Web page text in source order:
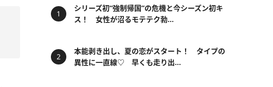
シリーズ初“強制帰国”の危機と今シーズン初キ
ス！ 女性が沼るモテテク勃...
本能剥き出し、夏の恋がスタート！ タイプの
異性に一直線♡ 早くも走り出...